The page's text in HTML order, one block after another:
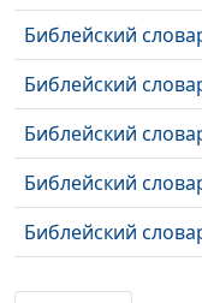
Библейский
Библейский
Библейский
Библейский
Библейский